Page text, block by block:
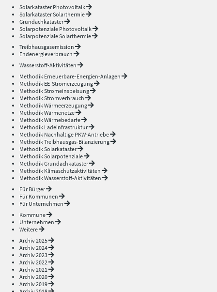
Solarkataster Photovoltaik
Solarkataster Solarthermie
Gründachkataster
Solarpotenziale Photovoltaik
Solarpotenziale Solarthermie
Treibhausgasemission
Endenergieverbrauch
Wasserstoff-Aktivitäten
Methodik Erneuerbare-Energien-Anlagen
Methodik EE-Stromerzeugung
Methodik Stromeinspeisung
Methodik Stromverbrauch
Methodik Wärmeerzeugung
Methodik Wärmenetze
Methodik Wärmebedarfe
Methodik Ladeinfrastruktur
Methodik Nachhaltige PKW-Antriebe
Methodik Treibhausgas-Bilanzierung
Methodik Solarkataster
Methodik Solarpotenziale
Methodik Gründachkataster
Methodik Klimaschutzaktivitäten
Methodik Wasserstoff-Aktivitäten
Für Bürger
Für Kommunen
Für Unternehmen
Kommune
Unternehmen
Weitere
Archiv 2025
Archiv 2024
Archiv 2023
Archiv 2022
Archiv 2021
Archiv 2020
Archiv 2019